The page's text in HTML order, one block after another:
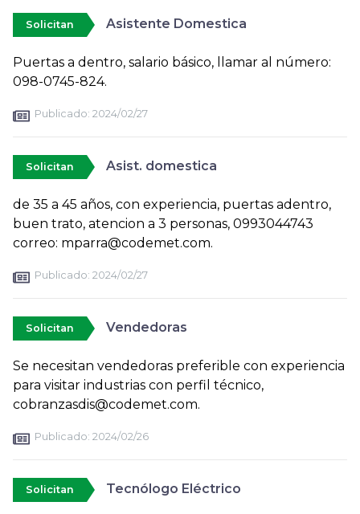
Solicitan Asistente Domestica
Puertas a dentro, salario básico, llamar al número:
098-0745-824.
Publicado: 2024/02/27
Solicitan Asist. domestica
de 35 a 45 años, con experiencia, puertas adentro,
buen trato, atencion a 3 personas, 0993044743
correo: mparra@codemet.com.
Publicado: 2024/02/27
Solicitan Vendedoras
Se necesitan vendedoras preferible con experiencia
para visitar industrias con perfil técnico,
cobranzasdis@codemet.com.
Publicado: 2024/02/26
Solicitan Tecnólogo Eléctrico